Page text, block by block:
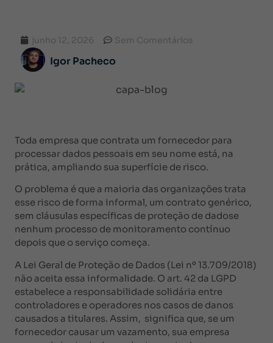
junho 12, 2026 Sem Comentários
Igor Pacheco
Toda empresa que contrata um fornecedor para
processar dados pessoais em seu nome está, na
prática, ampliando sua superfície de risco.
O problema é que a maioria das organizações trata
esse risco de forma informal, um contrato genérico,
sem cláusulas específicas de proteção de dadose
nenhum processo de monitoramento contínuo
depois que o serviço começa.
A Lei Geral de Proteção de Dados (Lei nº 13.709/2018)
não aceita essa informalidade. O art. 42 da LGPD
estabelece a responsabilidade solidária entre
controladores e operadores nos casos de danos
causados a titulares. Assim, significa que, se um
fornecedor causar um vazamento, sua empresa